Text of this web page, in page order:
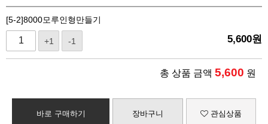
[5-2]8000모루인형만들기
+1 -1 5,600원
총 상품 금액 5,600 원
바로 구매하기 장바구니 관심상품